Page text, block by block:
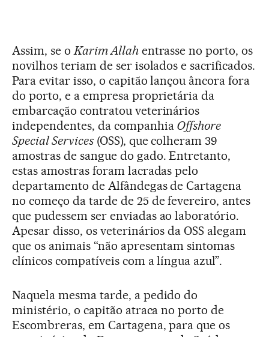
Assim, se oKarim Allahentrasse no porto, os
novilhos teriam de ser isolados e sacrificados.
Para evitar isso, o capitão lançou âncora fora
do porto, e a empresa proprietária da
embarcação contratou veterinários
independentes, da companhia Offshore
Special Services(OSS), que colheram 39
amostras de sangue do gado. Entretanto,
estas amostras foram lacradas pelo
departamento de Alfândegas de Cartagena
no começo da tarde de 25 de fevereiro, antes
que pudessem ser enviadas ao laboratório.
Apesar disso, os veterinários da OSS alegam
que os animais “não apresentam sintomas
clínicos compatíveis com a língua azul”.
Naquela mesma tarde, a pedido do
ministério, o capitão atraca no porto de
Escombreras, em Cartagena, para que os